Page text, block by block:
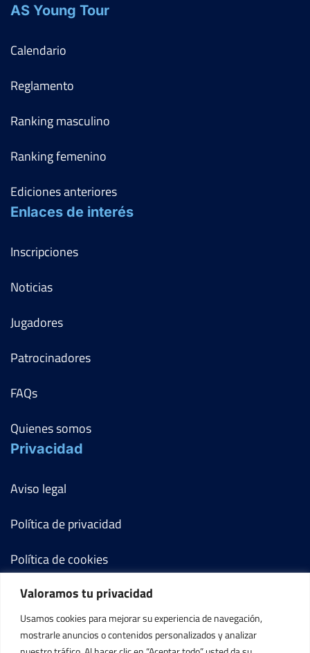
Valoramos tu privacidad
Usamos cookies para mejorar su experiencia de navegación,
mostrarle anuncios o contenidos personalizados y analizar
AS Young Tour
Calendario
Reglamento
Ranking masculino
Ranking femenino
Ediciones anteriores
Enlaces de interés
Inscripciones
Noticias
Jugadores
Patrocinadores
FAQs
Quienes somos
Privacidad
Aviso legal
Política de privacidad
Política de cookies
Términos y condiciones
Mi cuenta